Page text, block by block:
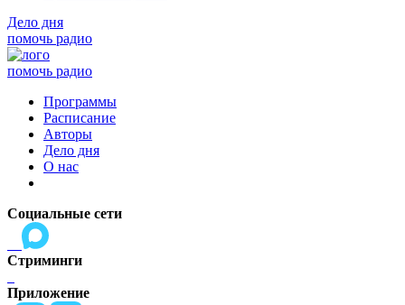
Дело дня
помочь радио
помочь радио
Программы
Расписание
Авторы
Дело дня
О нас
Социальные сети
Стриминги
Приложение